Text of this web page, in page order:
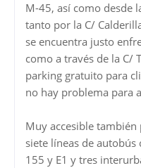
M-45, así como desde
tanto por la C/
se encuentra justo
como a través de la C/
parking gratuito para
no hay problema para
Muy accesible
siete líneas de
155 y E1 y tres